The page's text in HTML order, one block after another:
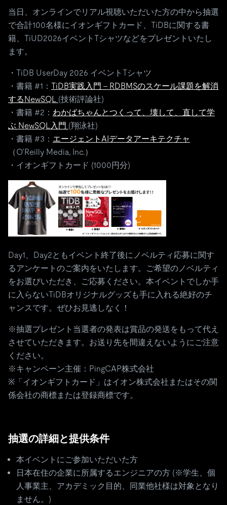
当日、オンラインでリアル視聴いただいた方の中から抽選
で合計100名様にイオンギフトカード、TiDBに関する書
籍、TiUD2026イベントTシャツなどをプレゼントいたし
ます。
・TiDB UserDay 2026 イベントTシャツ
・書籍 #1： TiDB実践入門 – RDBMSのスケール課題を解消
するNewSQL (技術評論社)
・書籍 #2： わかばちゃんとつくって、壊して、直して学
ぶ NewSQL入門 (翔泳社)
・書籍 #3： エージェントAIデータアーキテクチャ
（O’Reilly Media, Inc.）
・イオンギフトカード (1000円分)
Day1、Day2ともイベント終了後にノベルティ応募に関す
るアンケートのご案内をいたします。ご希望のノベルティ
をお選びいただき、ご応募ください。本イベントでしか手
に入らないTiDBオリジナルグッズも手に入れる絶好のチ
ャンスです。ぜひお見逃しなく！
※抽選プレゼント当選者の発表は賞品の発送をもって代え
させていただきます。お送り先を間違えないようにご注意
ください。
※キャンペーン主催：PingCAP株式会社
※「イオンギフトカード」はイオン株式会社またはその関
係会社の商標または登録商標です。
抽選の詳細と提供条件
本イベントにご参加いただいた方
日本在住の企業に所属するエンジニアの方 (※学生、個
人事業主、アカデミック目的、同業他社様は対象となり
ません。)